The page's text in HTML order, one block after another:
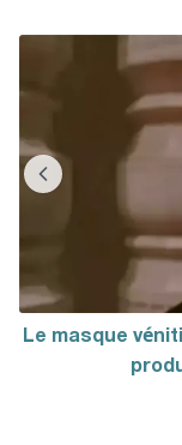
Le masque